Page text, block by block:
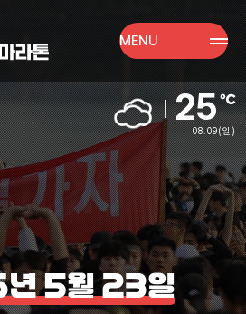
MENU
25
08.09(일)
5월 23일